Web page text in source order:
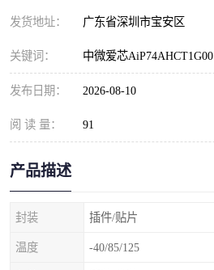
发货地址： 广东省深圳市宝安区
关键词： 中微爱芯AiP74AHCT1G00
发布日期： 2026-08-10
阅 读 量： 91
产品描述
封装 插件/贴片
温度 -40/85/125